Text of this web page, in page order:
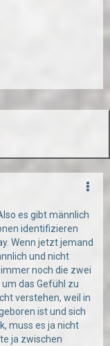
es gibt männlich
identifizieren
Wenn jetzt jemand
und nicht
noch die zwei
das Gefühl zu
verstehen, weil in
ist und sich
muss es ja nicht
ja zwischen